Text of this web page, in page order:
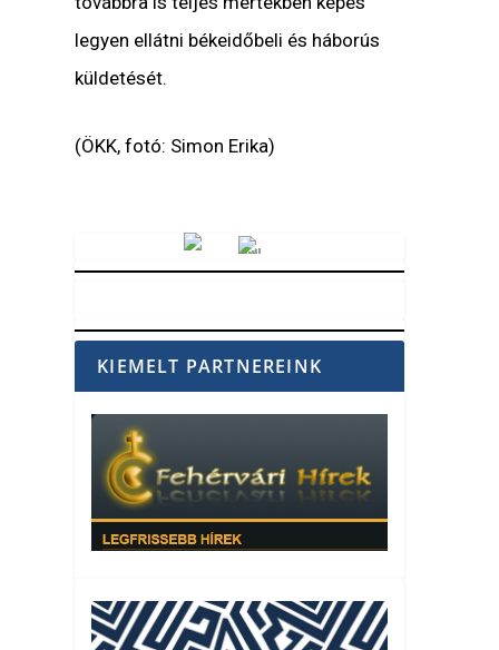
legyen ellátni békeidőbeli és háborús
küldetését.
(ÖKK, fotó: Simon Erika)
KIEMELT PARTNEREINK